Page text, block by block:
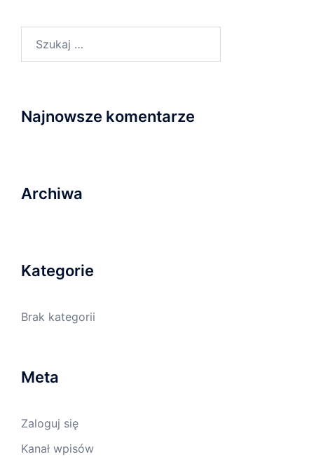
Najnowsze komentarze
Archiwa
Kategorie
Brak kategorii
Meta
Zaloguj się
Kanał wpisów